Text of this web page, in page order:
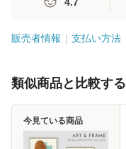
4.7
販売者情報 支払い方法
類似商品と比較する
今見ている商品